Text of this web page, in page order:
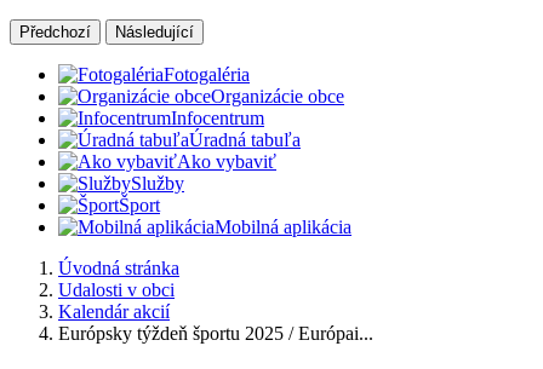
Předchozí Následující
Fotogaléria
Organizácie obce
Infocentrum
Úradná tabuľa
Ako vybaviť
Služby
Šport
Mobilná aplikácia
Úvodná stránka
Udalosti v obci
Kalendár akcií
Európsky týždeň športu 2025 / Európai...